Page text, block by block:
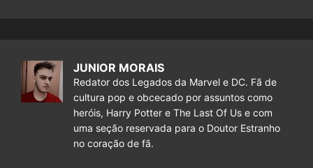
JUNIOR MORAIS
Redator dos Legados da Marvel e DC. Fã de
cultura pop e obcecado por assuntos como
heróis, Harry Potter e The Last Of Us e com
uma seção reservada para o Doutor Estranho
no coração de fã.